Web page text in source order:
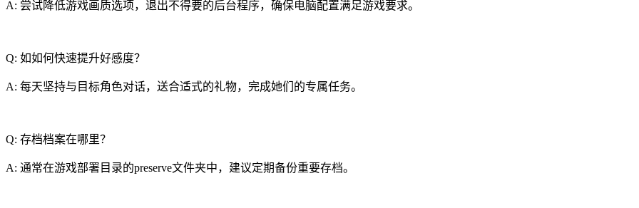
A: 尝试降低游戏画质选项，退出不得要的后台程序，确保电脑配置满足游戏要求。
Q: 如如何快速提升好感度？
A: 每天坚持与目标角色对话，送合适式的礼物，完成她们的专属任务。
Q: 存档档案在哪里？
A: 通常在游戏部署目录的preserve文件夹中，建议定期备份重要存档。